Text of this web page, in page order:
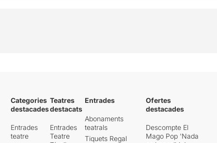
Categories
destacades
Entrades
teatre
Teatres
destacats
Entrades
Teatre
Entrades
Abonaments
teatrals
Tiquets Regal
Ofertes
destacades
Descompte El
Mago Pop 'Nada